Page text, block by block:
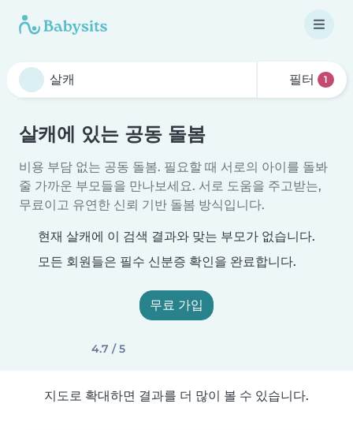
필터 1
살캐에 있는 공동 돌봄
비용 부담 없는 공동 돌봄. 필요할 때 서로의 아이를 돌봐
줄 가까운 부모들을 만나보세요. 서로 도움을 주고받는,
무료이고 유연한 신뢰 기반 돌봄 방식입니다.
현재 살캐에 이 검색 결과와 맞는 부모가 없습니다.
모든 회원들은 필수 신분증 확인을 완료합니다.
무료 가입
4.7 / 5
지도로 확대하면 결과를 더 많이 볼 수 있습니다.